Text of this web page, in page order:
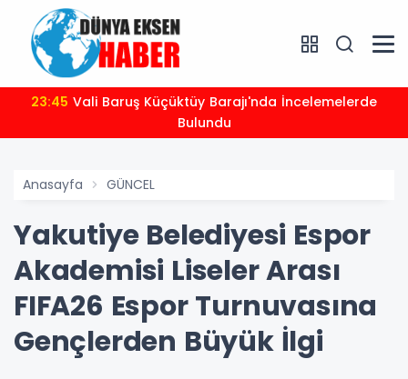
23:45
Bulundu
Anasayfa GÜNCEL
Yakutiye Belediyesi Espor
Akademisi Liseler Arası
FIFA26 Espor Turnuvasına
Gençlerden Büyük İlgi